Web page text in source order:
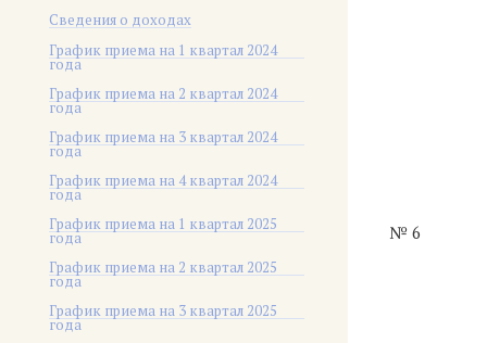
Сведения о доходах
График приема на 1 квартал 2024
года
График приема на 2 квартал 2024
года
График приема на 3 квартал 2024
года
График приема на 4 квартал 2024
года
График приема на 1 квартал 2025
года
График приема на 2 квартал 2025
года
График приема на 3 квартал 2025
года
№ 6